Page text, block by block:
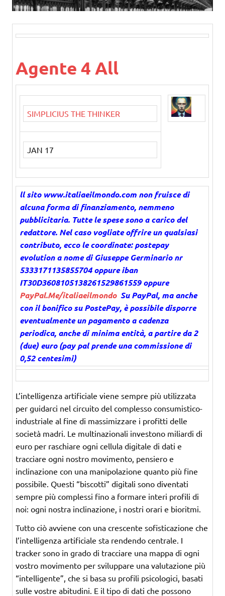
Agente 4 All
SIMPLICIUS THE THINKER
JAN 17
ll sito www.italiaeilmondo.com non fruisce di
alcuna forma di finanziamento, nemmeno
pubblicitaria. Tutte le spese sono a carico del
redattore. Nel caso vogliate offrire un qualsiasi
contributo, ecco le coordinate: postepay
evolution a nome di Giuseppe Germinario nr
5333171135855704 oppure iban
IT30D3608105138261529861559 oppure
PayPal.Me/italiaeilmondo Su PayPal, ma anche
con il bonifico su PostePay, è possibile disporre
eventualmente un pagamento a cadenza
periodica, anche di minima entità, a partire da 2
(due) euro (pay pal prende una commissione di
0,52 centesimi)
L’intelligenza artificiale viene sempre più utilizzata
per guidarci nel circuito del complesso consumistico-
industriale al fine di massimizzare i profitti delle
società madri. Le multinazionali investono miliardi di
euro per raschiare ogni cellula digitale di dati e
tracciare ogni nostro movimento, pensiero e
inclinazione con una manipolazione quanto più fine
possibile. Questi “biscotti” digitali sono diventati
sempre più complessi fino a formare interi profili di
noi: ogni nostra inclinazione, i nostri orari e bioritmi.
Tutto ciò avviene con una crescente sofisticazione che
l’intelligenza artificiale sta rendendo centrale. I
tracker sono in grado di tracciare una mappa di ogni
vostro movimento per sviluppare una valutazione più
“intelligente”, che si basa su profili psicologici, basati
sulle vostre abitudini. E il tipo di dati che possono